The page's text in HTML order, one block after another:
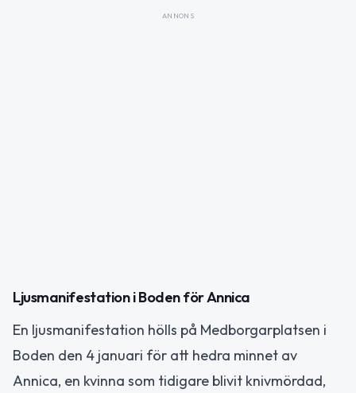
ANNONS
Ljusmanifestation i Boden för Annica
En ljusmanifestation hölls på Medborgarplatsen i
Boden den 4 januari för att hedra minnet av
Annica, en kvinna som tidigare blivit knivmördad,